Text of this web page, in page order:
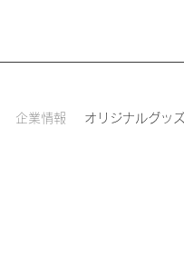
企業情報 オリジナルグッズ